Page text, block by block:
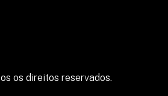
os direitos reservados.